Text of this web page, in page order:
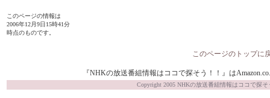
このページの情報は
2006年12月9日15時41分
時点のものです。
このページのトップに
『NHKの放送番組情報はココで探そう！！』は
Copyright 2005 NHKの放送番組情報はココで探そ